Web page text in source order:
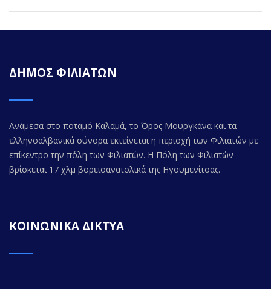
ΔΗΜΟΣ ΦΙΛΙΑΤΩΝ
Ανάμεσα στο ποταμό Καλαμά, το Όρος Μουργκάνα και τα
ελληνοαλβανικά σύνορα εκτείνεται η περιοχή των Φιλιατών με
επίκεντρο την πόλη των Φιλιατών. Η Πόλη των Φιλιατών
βρίσκεται 17 χλμ βορειοανατολικά της Ηγουμενίτσας.
ΚΟΙΝΩΝΙΚΑ ΔΙΚΤΥΑ